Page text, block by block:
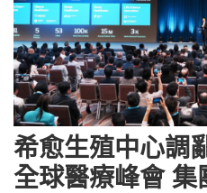
希愈生殖中心調
全球醫療峰會 集